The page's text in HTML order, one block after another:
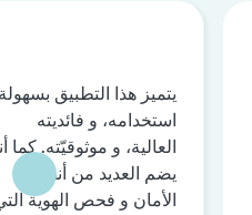
يتميز هذا التطبيق
استخدامه، و فائديته
العالية، و موثوقيّته. كما
يضم العديد من أنظمة
الأمان و فحص الهوية